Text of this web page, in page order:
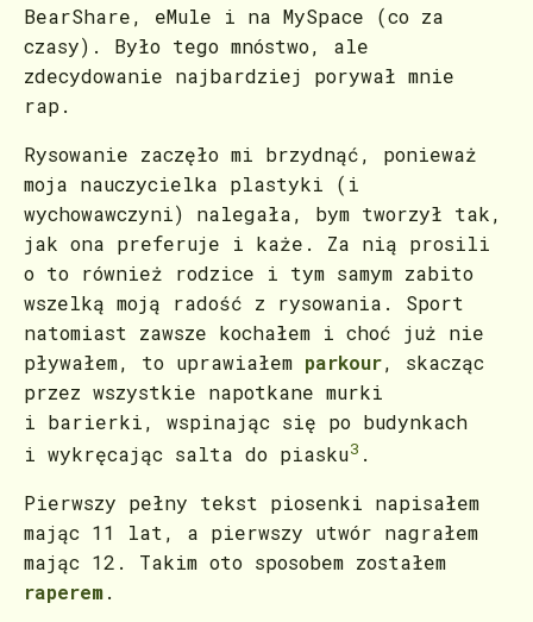
BearShare, eMule i na MySpace (co za
czasy). Było tego mnóstwo, ale
zdecydowanie najbardziej porywał mnie
rap.
Rysowanie zaczęło mi brzydnąć, ponieważ
moja nauczycielka plastyki (i
wychowawczyni) nalegała, bym tworzył tak,
jak ona preferuje i każe. Za nią prosili
o to również rodzice i tym samym zabito
wszelką moją radość z rysowania. Sport
natomiast zawsze kochałem i choć już nie
pływałem, to uprawiałem parkour, skacząc
przez wszystkie napotkane murki
i barierki, wspinając się po budynkach
i wykręcając salta do piasku3 .
Pierwszy pełny tekst piosenki napisałem
mając 11 lat, a pierwszy utwór nagrałem
mając 12. Takim oto sposobem zostałem
raperem.